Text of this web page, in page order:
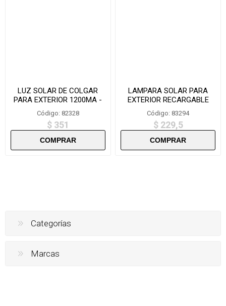
LUZ SOLAR DE COLGAR
PARA EXTERIOR 1200MA -
ZQD1200
Código: 82328
$ 351
LAMPARA SOLAR PARA
EXTERIOR RECARGABLE
40SMD-T2866-
Código: 83294
$ 229,5
Categorías
Marcas